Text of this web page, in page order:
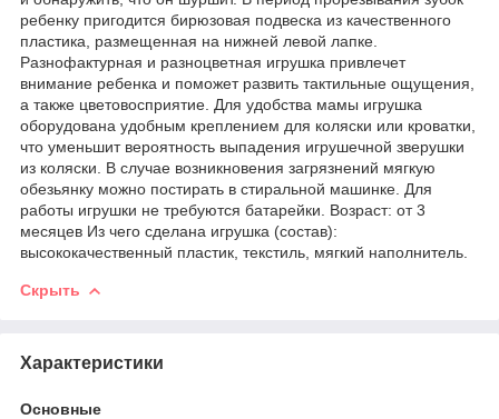
ребенку пригодится бирюзовая подвеска из качественного
пластика, размещенная на нижней левой лапке.
Разнофактурная и разноцветная игрушка привлечет
внимание ребенка и поможет развить тактильные ощущения,
а также цветовосприятие. Для удобства мамы игрушка
оборудована удобным креплением для коляски или кроватки,
что уменьшит вероятность выпадения игрушечной зверушки
из коляски. В случае возникновения загрязнений мягкую
обезьянку можно постирать в стиральной машинке. Для
работы игрушки не требуются батарейки. Возраст: от 3
месяцев Из чего сделана игрушка (состав):
высококачественный пластик, текстиль, мягкий наполнитель.
Скрыть
Характеристики
Основные